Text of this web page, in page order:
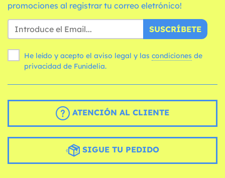
promociones al registrar tu correo eletrónico!
SUSCRÍBETE
He leído y acepto el aviso legal y las condiciones
privacidad de Funidelia.
ATENCIÓN AL CLIENTE
SIGUE TU PEDIDO